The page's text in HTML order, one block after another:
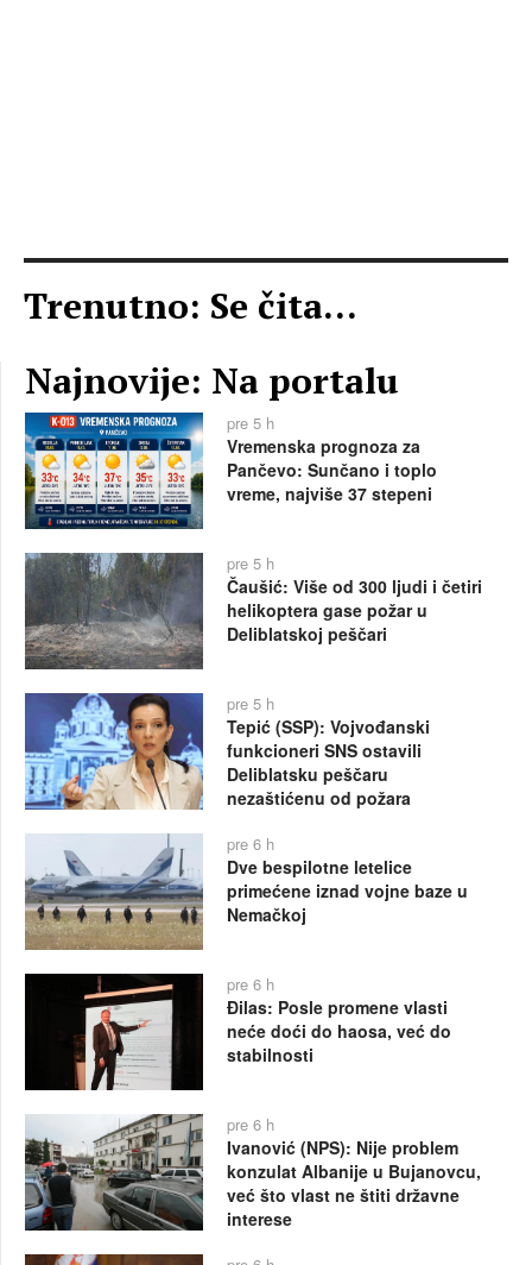
Trenutno: Se čita...
Najnovije: Na portalu
pre 5 h
Vremenska prognoza za
Pančevo: Sunčano i toplo
vreme, najviše 37 stepeni
pre 5 h
Čaušić: Više od 300 ljudi i četiri
helikoptera gase požar u
Deliblatskoj peščari
pre 5 h
Tepić (SSP): Vojvođanski
funkcioneri SNS ostavili
Deliblatsku peščaru
nezaštićenu od požara
pre 6 h
Dve bespilotne letelice
primećene iznad vojne baze u
Nemačkoj
pre 6 h
Đilas: Posle promene vlasti
neće doći do haosa, već do
stabilnosti
pre 6 h
Ivanović (NPS): Nije problem
konzulat Albanije u Bujanovcu,
već što vlast ne štiti državne
interese